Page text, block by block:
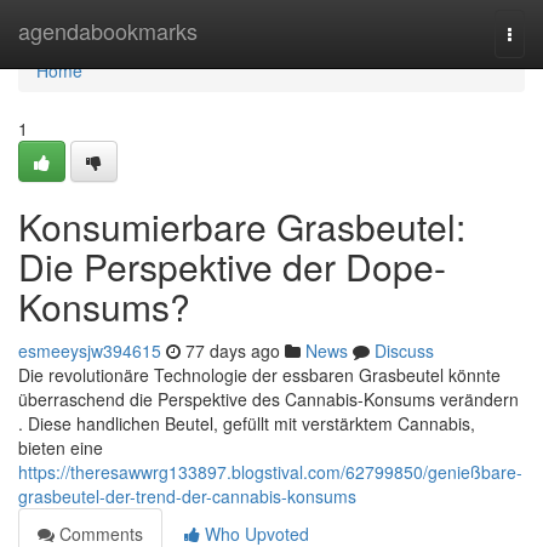
agendabookmarks
Home
Home
1
Konsumierbare Grasbeutel:
Die Perspektive der Dope-
Konsums?
esmeeysjw394615 77 days ago News
Discuss
Die revolutionäre Technologie der essbaren Grasbeutel könnte
überraschend die Perspektive des Cannabis-Konsums verändern
. Diese handlichen Beutel, gefüllt mit verstärktem Cannabis,
bieten eine
https://theresawwrg133897.blogstival.com/62799850/genießbare-
grasbeutel-der-trend-der-cannabis-konsums
Comments
Who Upvoted